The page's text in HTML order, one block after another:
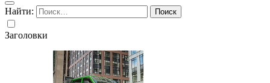
Найти:
Заголовки